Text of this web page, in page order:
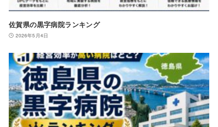
佐賀県の黒字病院ランキング
2026年5月4日